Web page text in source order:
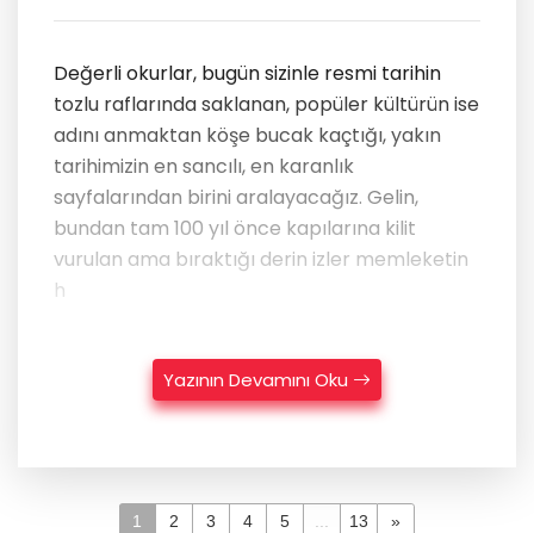
Değerli okurlar, bugün sizinle resmi tarihin
tozlu raflarında saklanan, popüler kültürün ise
adını anmaktan köşe bucak kaçtığı, yakın
tarihimizin en sancılı, en karanlık
sayfalarından birini aralayacağız. Gelin,
bundan tam 100 yıl önce kapılarına kilit
vurulan ama bıraktığı derin izler memleketin
h
Yazının Devamını Oku
1 2 3 4 5 ... 13 »